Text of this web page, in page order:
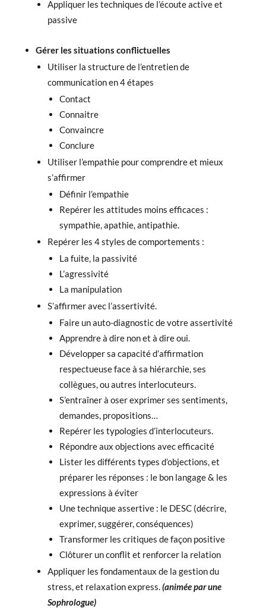
Appliquer les techniques de l’écoute active et
passive
Gérer les situations conflictuelles
Utiliser la structure de l’entretien de
communication en 4 étapes
Contact
Connaitre
Convaincre
Conclure
Utiliser l’empathie pour comprendre et mieux
s’affirmer
Définir l’empathie
Repérer les attitudes moins efficaces :
sympathie, apathie, antipathie.
Repérer les 4 styles de comportements :
La fuite, la passivité
L’agressivité
La manipulation
S’affirmer avec l’assertivité.
Faire un auto-diagnostic de votre assertivité
Apprendre à dire non et à dire oui.
Développer sa capacité d’affirmation
respectueuse face à sa hiérarchie, ses
collègues, ou autres interlocuteurs.
S’entraîner à oser exprimer ses sentiments,
demandes, propositions…
Repérer les typologies d’interlocuteurs.
Répondre aux objections avec efficacité
Lister les différents types d’objections, et
préparer les réponses : le bon langage & les
expressions à éviter
Une technique assertive : le DESC (décrire,
exprimer, suggérer, conséquences)
Transformer les critiques de façon positive
Clôturer un conflit et renforcer la relation
Appliquer les fondamentaux de la gestion du
stress, et relaxation express. (animée par une
Sophrologue)